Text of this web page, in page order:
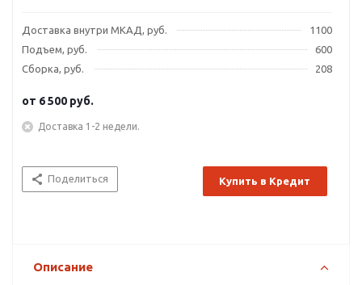
Доставка внутри МКАД, руб.
1100
Подъем, руб.
600
Сборка, руб.
208
от 6 500 руб.
Доставка 1-2 недели.
Поделиться Купить в Кредит
Описание